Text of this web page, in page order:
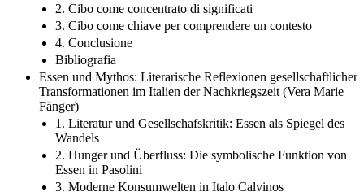
1. Cibo come espressione delle contraddizioni della vita
2. Cibo come concentrato di significati
3. Cibo come chiave per comprendere un contesto
4. Conclusione
Bibliografia
Essen und Mythos: Literarische Reflexionen gesellschaftlicher
Transformationen im Italien der Nachkriegszeit (Vera Marie
Fänger)
1. Literatur und Gesellschafskritik: Essen als Spiegel des
Wandels
2. Hunger und Überfluss: Die symbolische Funktion von
Essen in Pasolini